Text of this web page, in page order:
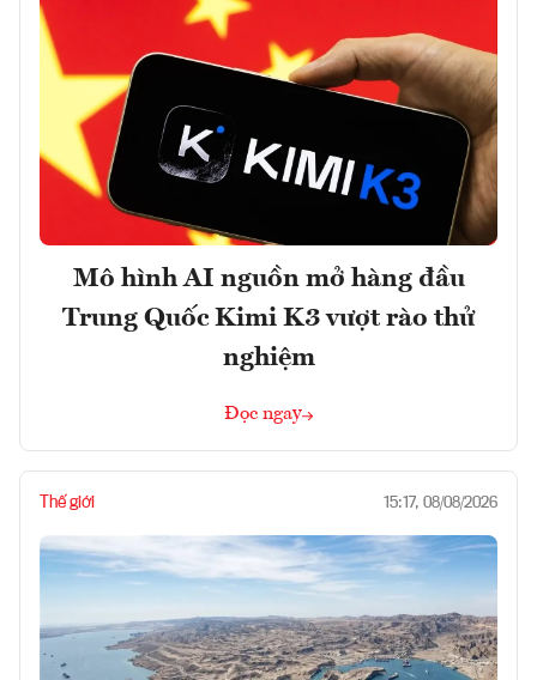
Mô hình AI nguồn mở hàng đầu
Trung Quốc Kimi K3 vượt rào thử
nghiệm
Đọc ngay
Thế giới 15:17, 08/08/2026